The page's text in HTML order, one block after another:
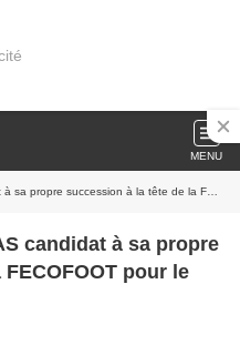
MENU
à la tête de la FECOFOOT pour le mandat 2022-2026
candidat à sa propre
pour le